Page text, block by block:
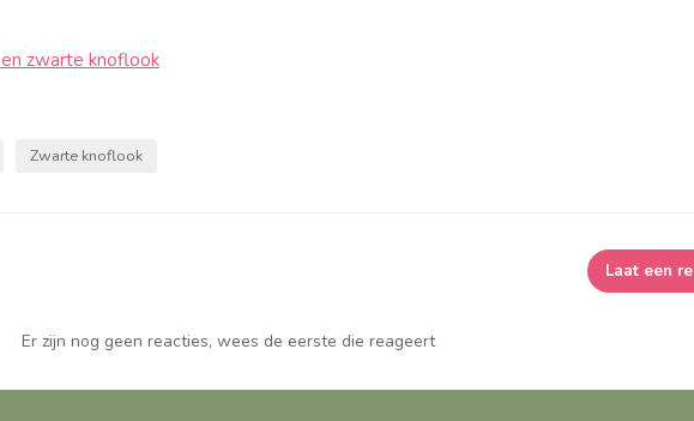
zwarte knoflook
Zwarte knoflook
Laat een
Er zijn nog geen reacties, wees de eerste die reageert